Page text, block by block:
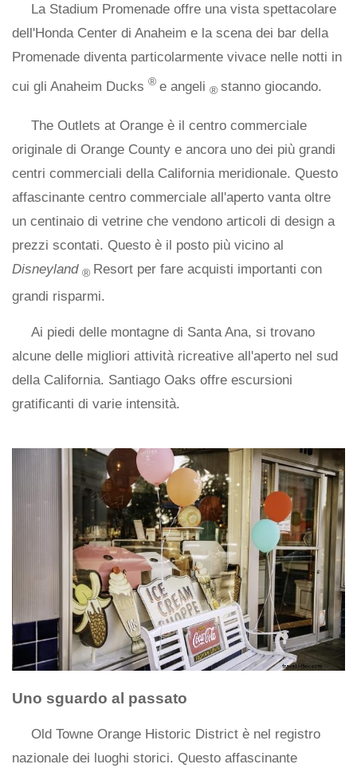
La Stadium Promenade offre una vista spettacolare
dell'Honda Center di Anaheim e la scena dei bar della
Promenade diventa particolarmente vivace nelle notti in
cui gli Anaheim Ducks ® e angeli ® stanno giocando.
The Outlets at Orange è il centro commerciale
originale di Orange County e ancora uno dei più grandi
centri commerciali della California meridionale. Questo
affascinante centro commerciale all'aperto vanta oltre
un centinaio di vetrine che vendono articoli di design a
prezzi scontati. Questo è il posto più vicino al
Disneyland ® Resort per fare acquisti importanti con
grandi risparmi.
Ai piedi delle montagne di Santa Ana, si trovano
alcune delle migliori attività ricreative all'aperto nel sud
della California. Santiago Oaks offre escursioni
gratificanti di varie intensità.
Uno sguardo al passato
Old Towne Orange Historic District è nel registro
nazionale dei luoghi storici. Questo affascinante